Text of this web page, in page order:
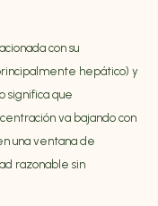
con su
hepático) y
significa que
va bajando con
una ventana de
razonable sin